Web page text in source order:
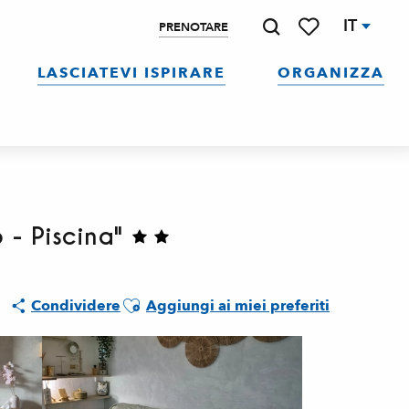
PRENOTARE IT
LASCIATEVI ISPIRARE ORGANIZZA
Piscina"
CondividereAjouter aux favoris
Aggiungi ai miei preferiti